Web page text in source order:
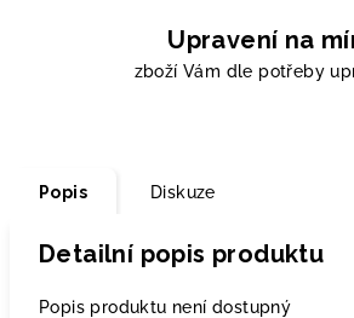
Upravení na
zboží Vám dle potřeby
Popis Diskuze
Detailní popis produktu
Popis produktu není dostupný